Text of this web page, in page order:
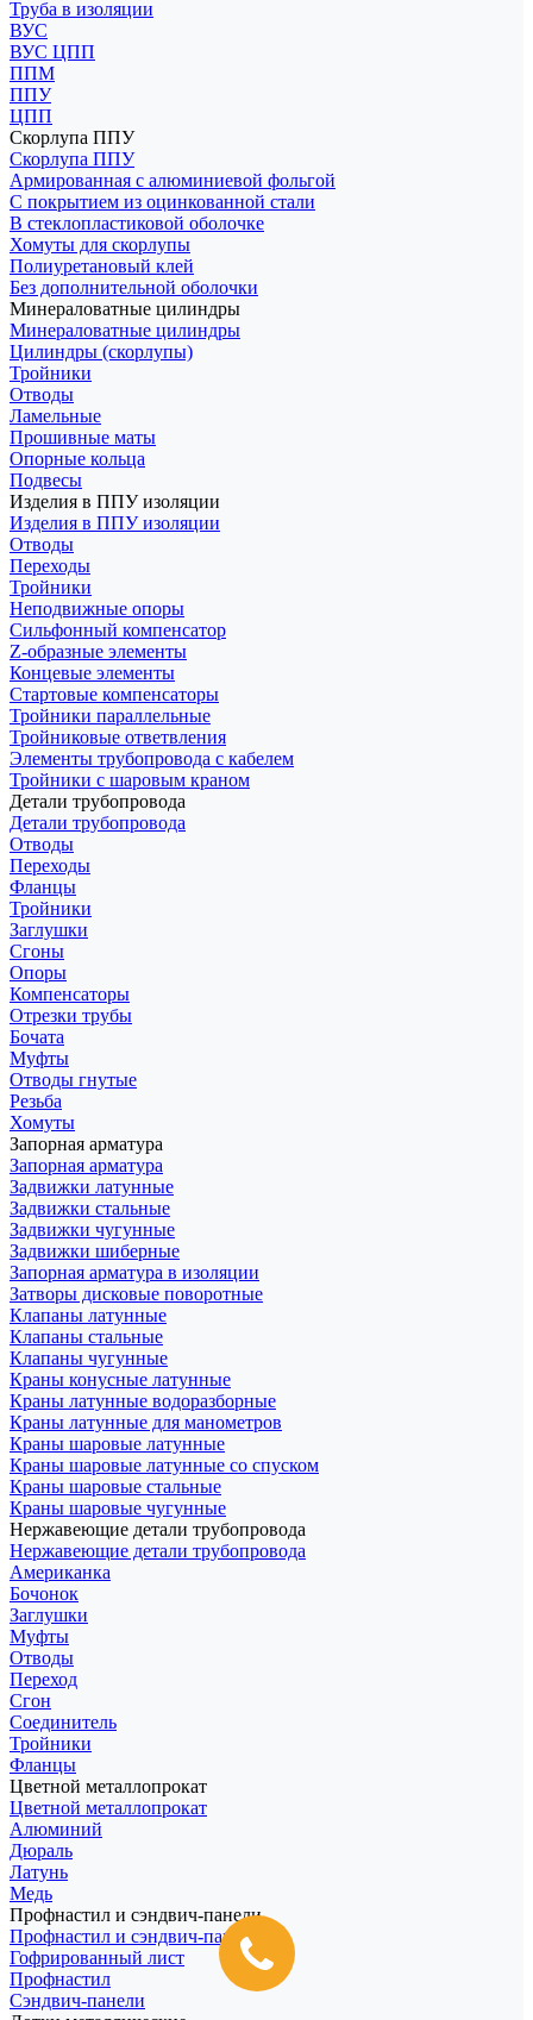
Труба в изоляции
ВУС
ВУС ЦПП
ППМ
ППУ
ЦПП
Скорлупа ППУ
Скорлупа ППУ
Армированная с алюминиевой фольгой
С покрытием из оцинкованной стали
В стеклопластиковой оболочке
Хомуты для скорлупы
Полиуретановый клей
Без дополнительной оболочки
Минераловатные цилиндры
Минераловатные цилиндры
Цилиндры (скорлупы)
Тройники
Отводы
Ламельные
Прошивные маты
Опорные кольца
Подвесы
Изделия в ППУ изоляции
Изделия в ППУ изоляции
Отводы
Переходы
Тройники
Неподвижные опоры
Cильфонный компенсатор
Z-образные элементы
Концевые элементы
Стартовые компенсаторы
Тройники параллельные
Тройниковые ответвления
Элементы трубопровода с кабелем
Тройники с шаровым краном
Детали трубопровода
Детали трубопровода
Отводы
Переходы
Фланцы
Тройники
Заглушки
Сгоны
Опоры
Компенсаторы
Отрезки трубы
Бочата
Муфты
Отводы гнутые
Резьба
Хомуты
Запорная арматура
Запорная арматура
Задвижки латунные
Задвижки стальные
Задвижки чугунные
Задвижки шиберные
Запорная арматура в изоляции
Затворы дисковые поворотные
Клапаны латунные
Клапаны стальные
Клапаны чугунные
Краны конусные латунные
Краны латунные водоразборные
Краны латунные для манометров
Краны шаровые латунные
Краны шаровые латунные со спуском
Краны шаровые стальные
Краны шаровые чугунные
Нержавеющие детали трубопровода
Нержавеющие детали трубопровода
Американка
Бочонок
Заглушки
Муфты
Отводы
Переход
Сгон
Соединитель
Тройники
Фланцы
Цветной металлопрокат
Цветной металлопрокат
Алюминий
Дюраль
Латунь
Медь
Профнастил и сэндвич-панели
Профнастил и сэндвич-панели
Гофрированный лист
Профнастил
Сэндвич-панели